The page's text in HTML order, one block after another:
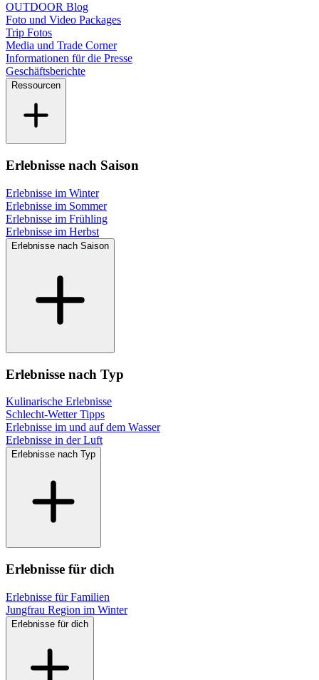
OUTDOOR Blog
Foto und Video Packages
Trip Fotos
Media und Trade Corner
Informationen für die Presse
Geschäftsberichte
Ressourcen
Erlebnisse nach Saison
Erlebnisse im Winter
Erlebnisse im Sommer
Erlebnisse im Frühling
Erlebnisse im Herbst
Erlebnisse nach Saison
Erlebnisse nach Typ
Kulinarische Erlebnisse
Schlecht-Wetter Tipps
Erlebnisse im und auf dem Wasser
Erlebnisse in der Luft
Erlebnisse nach Typ
Erlebnisse für dich
Erlebnisse für Familien
Jungfrau Region im Winter
Erlebnisse für dich